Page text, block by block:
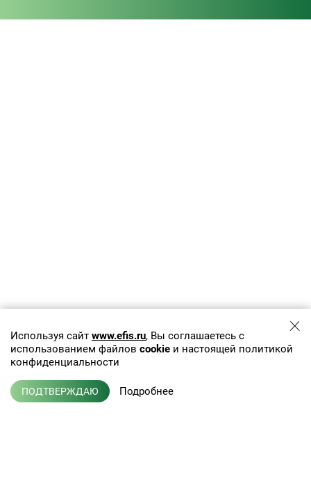
Используя сайт www.efis.ru, Вы соглашаетесь с
использованием файлов cookie и настоящей политикой
конфиденциальности
ПОДТВЕРЖДАЮ Подробнее